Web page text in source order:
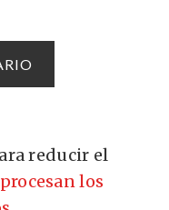
reducir el
los